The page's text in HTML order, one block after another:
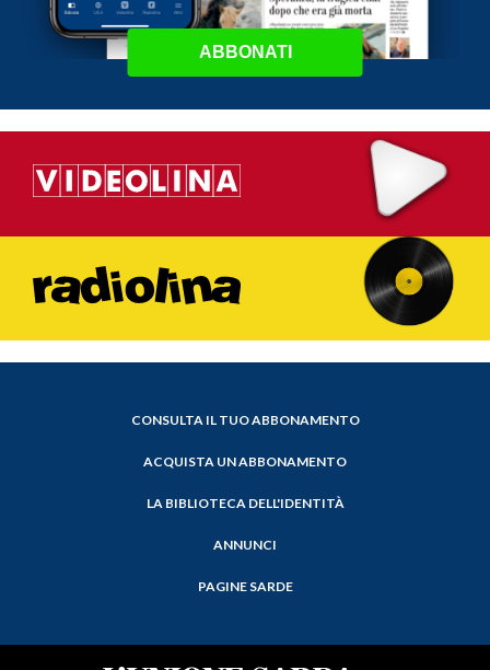
ABBONATI
CONSULTA IL TUO ABBONAMENTO
ACQUISTA UN ABBONAMENTO
LA BIBLIOTECA DELL'IDENTITÀ
ANNUNCI
PAGINE SARDE